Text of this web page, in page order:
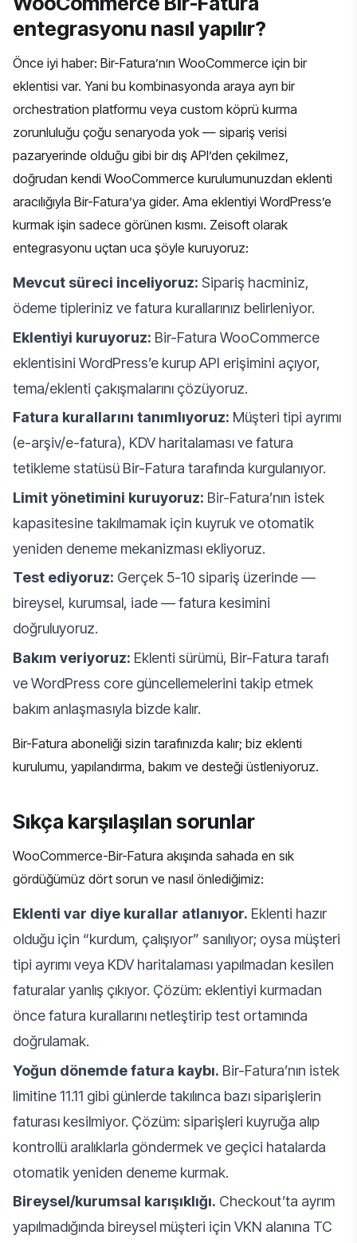
entegrasyonu nasıl yapılır?
Önce iyi haber: Bir-Fatura’nın WooCommerce için bir
eklentisi var. Yani bu kombinasyonda araya ayrı bir
orchestration platformu veya custom köprü kurma
zorunluluğu çoğu senaryoda yok — sipariş verisi
pazaryerinde olduğu gibi bir dış API’den çekilmez,
doğrudan kendi WooCommerce kurulumunuzdan eklenti
aracılığıyla Bir-Fatura’ya gider. Ama eklentiyi WordPress’e
kurmak işin sadece görünen kısmı. Zeisoft olarak
entegrasyonu uçtan uca şöyle kuruyoruz:
Mevcut süreci inceliyoruz: Sipariş hacminiz,
ödeme tipleriniz ve fatura kurallarınız belirleniyor.
Eklentiyi kuruyoruz: Bir-Fatura WooCommerce
eklentisini WordPress’e kurup API erişimini açıyor,
tema/eklenti çakışmalarını çözüyoruz.
Fatura kurallarını tanımlıyoruz: Müşteri tipi ayrımı
(e-arşiv/e-fatura), KDV haritalaması ve fatura
tetikleme statüsü Bir-Fatura tarafında kurgulanıyor.
Limit yönetimini kuruyoruz: Bir-Fatura’nın istek
kapasitesine takılmamak için kuyruk ve otomatik
yeniden deneme mekanizması ekliyoruz.
Test ediyoruz: Gerçek 5-10 sipariş üzerinde —
bireysel, kurumsal, iade — fatura kesimini
doğruluyoruz.
Bakım veriyoruz: Eklenti sürümü, Bir-Fatura tarafı
ve WordPress core güncellemelerini takip etmek
bakım anlaşmasıyla bizde kalır.
Bir-Fatura aboneliği sizin tarafınızda kalır; biz eklenti
kurulumu, yapılandırma, bakım ve desteği üstleniyoruz.
Sıkça karşılaşılan sorunlar
WooCommerce-Bir-Fatura akışında sahada en sık
gördüğümüz dört sorun ve nasıl önlediğimiz:
Eklenti var diye kurallar atlanıyor. Eklenti hazır
olduğu için “kurdum, çalışıyor” sanılıyor; oysa müşteri
tipi ayrımı veya KDV haritalaması yapılmadan kesilen
faturalar yanlış çıkıyor. Çözüm: eklentiyi kurmadan
önce fatura kurallarını netleştirip test ortamında
doğrulamak.
Yoğun dönemde fatura kaybı. Bir-Fatura’nın istek
limitine 11.11 gibi günlerde takılınca bazı siparişlerin
faturası kesilmiyor. Çözüm: siparişleri kuyruğa alıp
kontrollü aralıklarla göndermek ve geçici hatalarda
otomatik yeniden deneme kurmak.
Bireysel/kurumsal karışıklığı. Checkout’ta ayrım
yapılmadığında bireysel müşteri için VKN alanına TC